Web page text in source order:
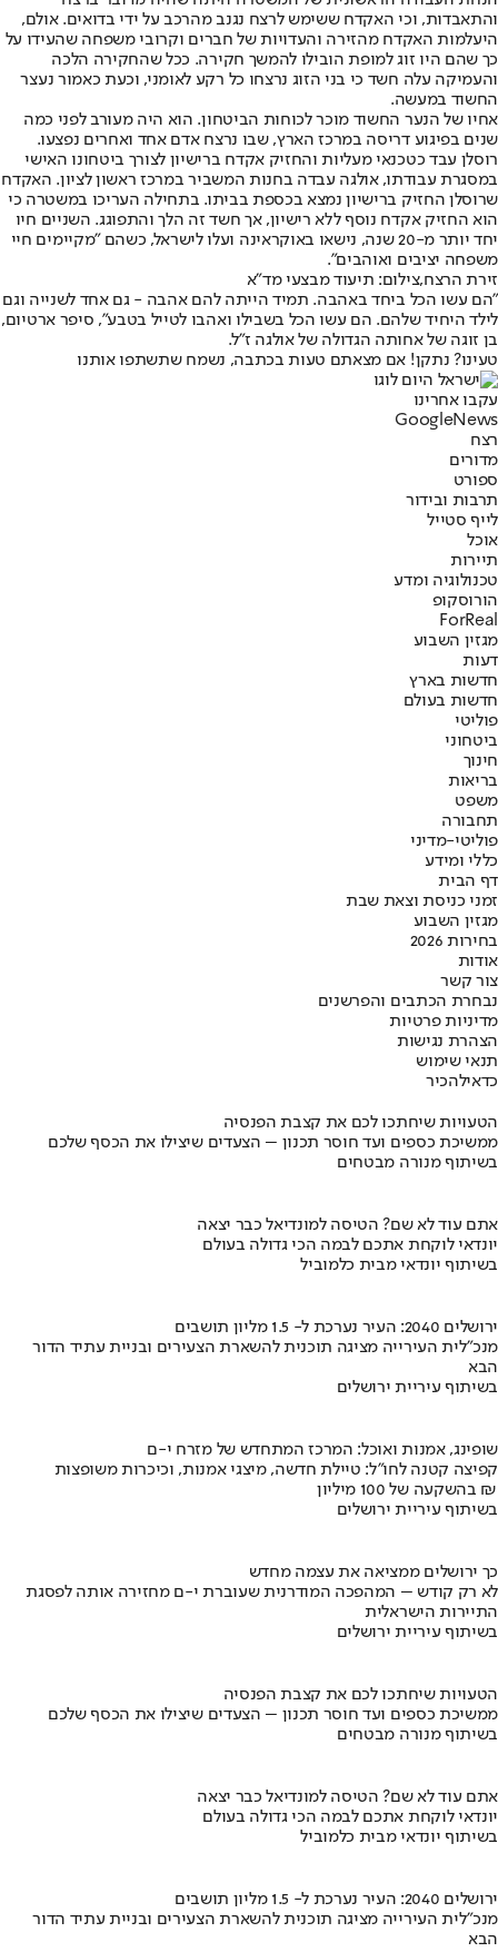
והתאבדות, וכי האקדח ששימש לרצח נגנב מהרכב על ידי בדואים. אולם,
היעלמות האקדח מהזירה והעדויות של חברים וקרובי משפחה שהעידו על
כך שהם היו זוג למופת הובילו להמשך חקירה. ככל שהחקירה הלכה
והעמיקה עלה חשד כי בני הזוג נרצחו כל רקע לאומני, וכעת כאמור נעצר
החשוד במעשה.
אחיו של הנער החשוד מוכר לכוחות הביטחון. הוא היה מעורב לפני כמה
שנים בפיגוע דריסה במרכז הארץ, שבו נרצח אדם אחד ואחרים נפצעו.
רוסלן עבד כטכנאי מעליות והחזיק אקדח ברישיון לצורך ביטחונו האישי
במסגרת עבודתו, אולגה עבדה בחנות המשביר במרכז ראשון לציון. האקדח
שרוסלן החזיק ברישיון נמצא בכספת בביתו. בתחילה העריכו במשטרה כי
הוא החזיק אקדח נוסף ללא רישיון, אך חשד זה הלך והתפוגג. השניים חיו
יחד יותר מ-20 שנה, נישאו באוקראינה ועלו לישראל, כשהם "מקיימים חיי
משפחה יציבים ואוהבים".
זירת הרצח,צילום: תיעוד מבצעי מד"א
"הם עשו הכל ביחד באהבה. תמיד הייתה להם אהבה - גם אחד לשנייה וגם
לילד היחיד שלהם. הם עשו הכל בשבילו ואהבו לטייל בטבע", סיפר ארטיום,
בן זוגה של אחותה הגדולה של אולגה ז"ל.
טעינו? נתקן! אם מצאתם טעות בכתבה, נשמח שתשתפו אותנו
עקבו אחרינו
Googl eNews
רצח
מדורים
ספורט
תרבות ובידור
לייף סטייל
אוכל
תיירות
טכנולוגיה ומדע
הורוסקופ
ForReal
מגזין השבוע
דעות
חדשות בארץ
חדשות בעולם
פוליטי
ביטחוני
חינוך
בריאות
משפט
תחבורה
פוליטי-מדיני
כללי ומידע
דף הבית
זמני כניסת וצאת שבת
מגזין השבוע
בחירות 2026
אודות
צור קשר
נבחרת הכתבים והפרשנים
מדיניות פרטיות
הצהרת נגישות
תנאי שימוש
כדאילהכיר
הטעויות שיחתכו לכם את קצבת הפנסיה
ממשיכת כספים ועד חוסר תכנון – הצעדים שיצילו את הכסף שלכם
בשיתוף מנורה מבטחים
אתם עוד לא שם? הטיסה למונדיאל כבר יצאה
יונדאי לוקחת אתכם לבמה הכי גדולה בעולם
בשיתוף יונדאי מבית כלמוביל
ירושלים 2040: העיר נערכת ל- 1.5 מליון תושבים
מנכ"לית העירייה מציגה תוכנית להשארת הצעירים ובניית עתיד הדור
הבא
בשיתוף עיריית ירושלים
שופינג, אמנות ואוכל: המרכז המתחדש של מזרח י-ם
קפיצה קטנה לחו"ל: טיילת חדשה, מיצגי אמנות, וכיכרות משופצות
בהשקעה של 100 מיליון ₪
בשיתוף עיריית ירושלים
כך ירושלים ממציאה את עצמה מחדש
לא רק קודש – המהפכה המודרנית שעוברת י-ם מחזירה אותה לפסגת
התיירות הישראלית
בשיתוף עיריית ירושלים
הטעויות שיחתכו לכם את קצבת הפנסיה
ממשיכת כספים ועד חוסר תכנון – הצעדים שיצילו את הכסף שלכם
בשיתוף מנורה מבטחים
אתם עוד לא שם? הטיסה למונדיאל כבר יצאה
יונדאי לוקחת אתכם לבמה הכי גדולה בעולם
בשיתוף יונדאי מבית כלמוביל
ירושלים 2040: העיר נערכת ל- 1.5 מליון תושבים
מנכ"לית העירייה מציגה תוכנית להשארת הצעירים ובניית עתיד הדור
הבא